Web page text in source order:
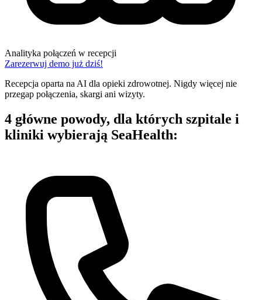
Analityka połączeń w recepcji
Zarezerwuj demo już dziś!
Recepcja oparta na AI dla opieki zdrowotnej. Nigdy więcej nie
przegap połączenia, skargi ani wizyty.
4 główne powody, dla których szpitale i
kliniki wybierają SeaHealth: